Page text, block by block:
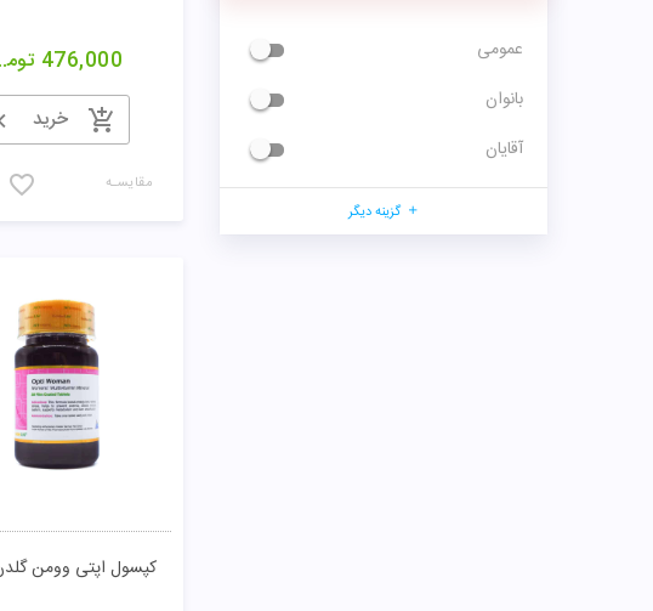
عمومی
بانوان
آقایان
گزینه دیگر
476,000 تومان
خرید
مقایسـه
کپسول اپتی وومن